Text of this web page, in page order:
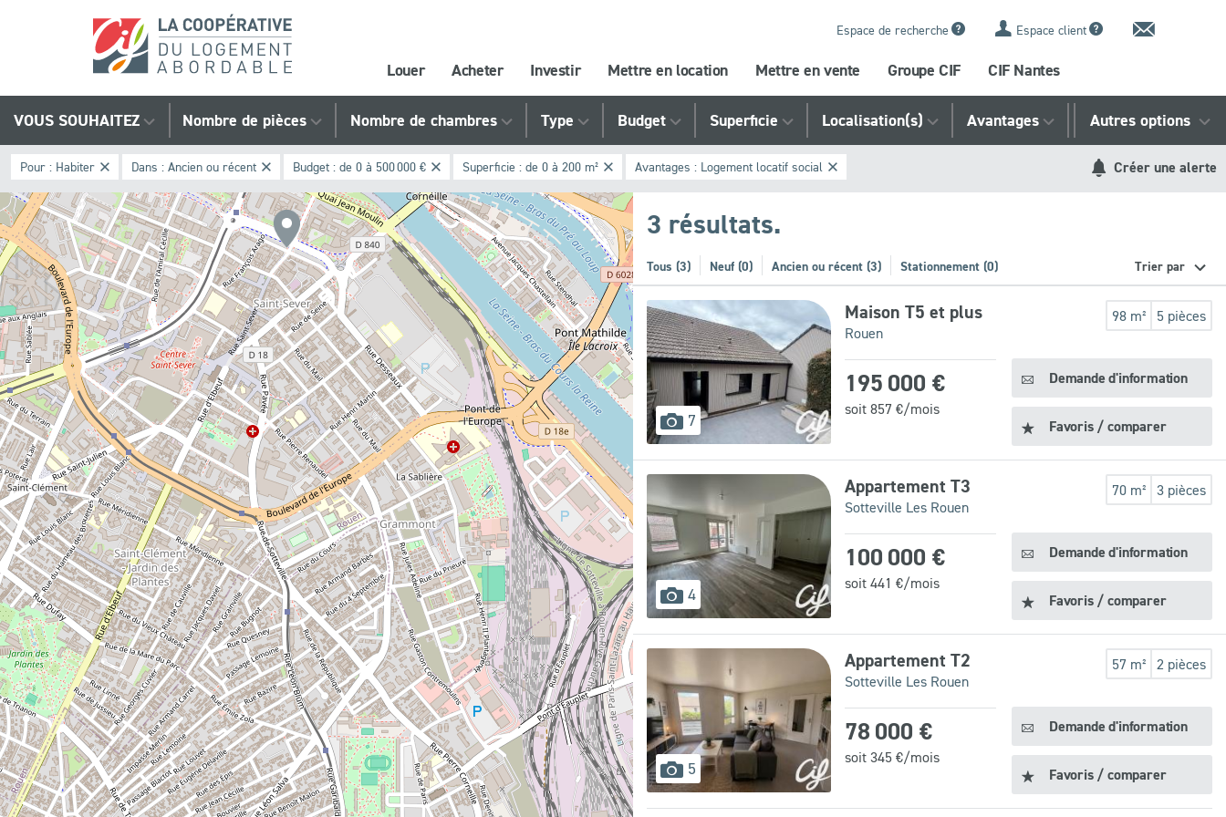
Espace de recherche Espace client Contact
Louer Acheter Investir Mettre en location Mettre en vente Groupe CIF CIF Nantes
Trouvez
votre
bien
VOUS SOUHAITEZ Nombre de pièces Nombre de chambres Type Budget Superficie Localisation(s) Avantages Référence
Autres options
Créer une alerte
Pour : Habiter Dans : Ancien ou récent Budget : de 0 à 500 000 € Superficie : de 0 à 200 m² Avantages : Logement locatif social
3 résultats.
Trier par
Tous (3) Neuf (0) Ancien ou récent (3) Stationnement (0)
7 images
disponibles
Maison T5 et plus
Rouen
98 m² 5 pièces
195 000 €
soit 857 €/mois
Demande d'information
Favoris / comparer
4images
disponibles
Appartement T3
Sotteville Les Rouen
70 m² 3 pièces
100 000 €
soit 441 €/mois
Demande d'information
Favoris / comparer
5 images
disponibles
Appartement T2
Sotteville Les Rouen
57 m² 2 pièces
78 000 €
soit 345€/mois
Demande d'information
Favoris / comparer